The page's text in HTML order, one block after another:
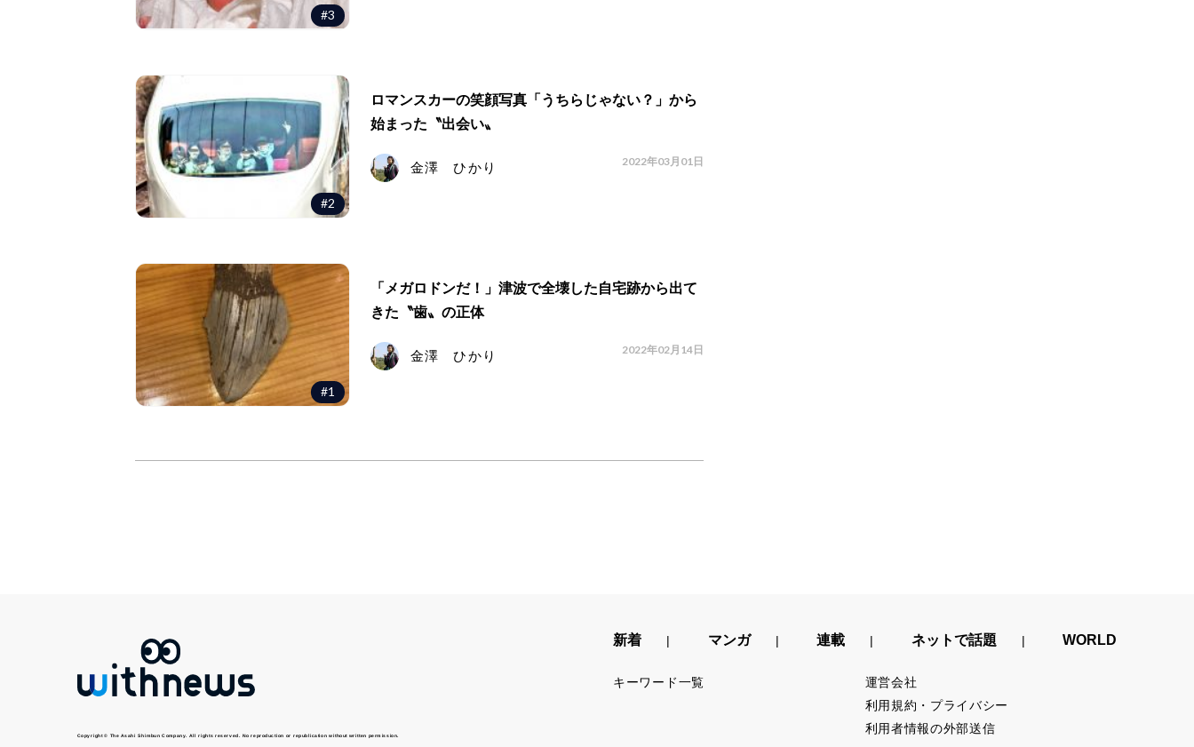
#3
#2
ロマンスカーの笑顔写真「うちらじゃない？」から
始まった〝出会い〟
金澤 ひかり 2022年03月01日
#1
「メガロドンだ！」津波で全壊した自宅跡から出て
きた〝歯〟の正体
金澤 ひかり 2022年02月14日
Copyright © The Asahi Shimbun Company. All rights reserved. No reproduction or republication without written permission.
新着 マンガ 連載 ネットで話題 WORLD
キーワード一覧
運営会社
利用規約・プライバシー
利用者情報の外部送信